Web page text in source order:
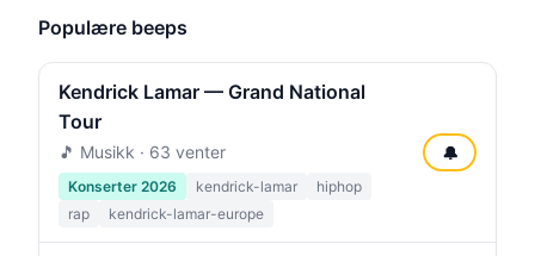
Populære beeps
Kendrick Lamar — Grand National
Tour
🎵 Musikk · 63 venter
Konserter 2026 kendrick-lamar
hiphop
rap
kendrick-lamar-europe
🔔